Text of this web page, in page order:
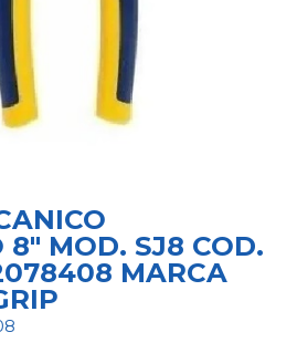
MOD. SJ8 COD.
MARCA